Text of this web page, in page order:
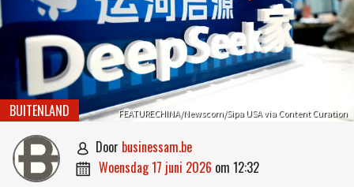
FEATURECHINA/Newscom/Sipa USA via Content Curation
BUITENLAND
 door businessam.be
 woensdag 17 juni 2026 om 12:32